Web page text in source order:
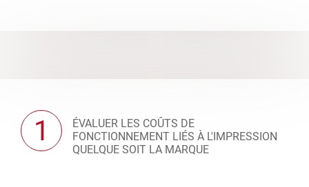
1
ÉVALUER LES COÛTS DE
FONCTIONNEMENT LIÉS À L'IMPRESSION
QUELQUE SOIT LA MARQUE